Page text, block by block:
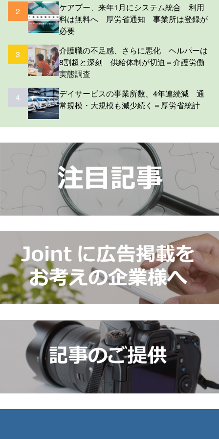
2
ケアプー、来年1月にシステム統合 利用
料は無料へ 厚労省通知 事業所は登録が
必要
3
介護職の不足感、さらに悪化 ヘルパーは
8割超と深刻 供給体制が切迫＝介護労働
実態調査
4
デイサービスの事業所数、4年連続減 通
常規模・大規模も減少続く＝厚労省統計